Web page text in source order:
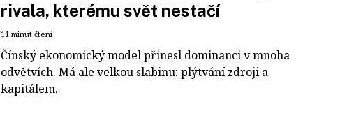
rivala, kterému svět nestačí
11 minut čtení
Čínský ekonomický model přinesl dominanci v mnoha
odvětvích. Má ale velkou slabinu: plýtvání zdroji a
kapitálem.